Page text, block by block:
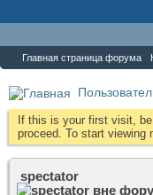
Главная страница форума
If this is your first visit,
proceed. To start viewing
spectator